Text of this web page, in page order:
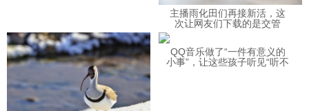
主播雨化田们再接新活，这
次让网友们下载的是交管
QQ音乐做了“一件有意义的
小事”，让这些孩子听见“听不